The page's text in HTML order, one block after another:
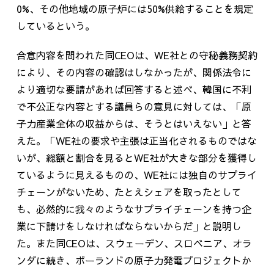
0%、その他地域の原子炉には50%供給することを規定
しているという。
合意内容を問われた同CEOは、WE社との守秘義務契約
により、その内容の確認はしなかったが、関係法令に
より適切な要請があれば回答すると述べ、韓国に不利
で不公正な内容とする議員らの意見に対しては、「原
子力産業全体の収益からは、そうとはいえない」と答
えた。「WE社の要求や主張は正当化されるものではな
いが、総額と割合を見るとWE社が大きな部分を獲得し
ているように見えるものの、WE社には独自のサプライ
チェーンがないため、たとえシェアを取ったとして
も、必然的に我々のようなサプライチェーンを持つ企
業に下請けをしなければならないからだ」と説明し
た。また同CEOは、スウェーデン、スロベニア、オラ
ンダに続き、ポーランドの原子力発電プロジェクトか